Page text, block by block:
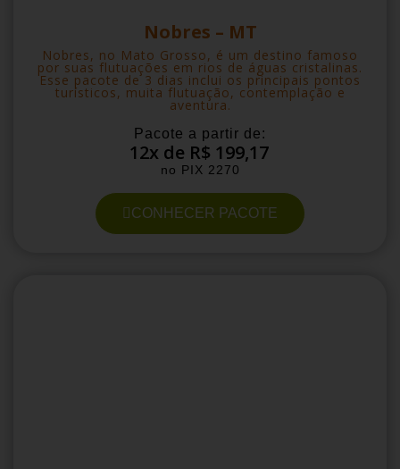
Nobres – MT
Nobres, no Mato Grosso, é um destino famoso
por suas flutuações em rios de águas cristalinas.
Esse pacote de 3 dias inclui os principais pontos
turísticos, muita flutuação, contemplação e
aventura.
Pacote a partir de:
12x de R$ 199,17
no PIX 2270
CONHECER PACOTE